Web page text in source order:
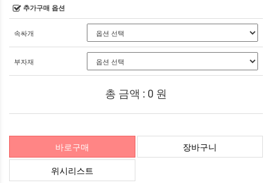
추가구매 옵션
속싸개
부자재
총 금액 : 0 원
바로구매
장바구니
위시리스트